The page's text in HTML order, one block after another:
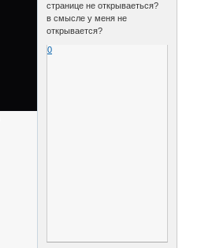
странице не открываеться?
в смысле у меня не
открывается?
0